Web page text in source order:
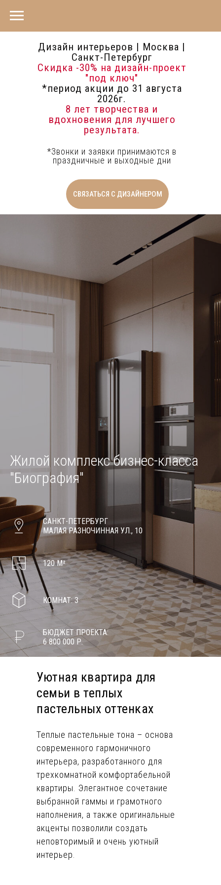
СВЯЗАТЬСЯ С ДИЗАЙНЕРОМ
*Звонки и заявки принимаются в
праздничные и выходные дни
Дизайн интерьеров | Москва |
Санкт-Петербург
Скидка -30% на дизайн-проект
"под ключ"
*период акции до 31 августа
2026г.
8 лет творчества и
вдохновения для лучшего
результата.
Жилой комплекс бизнес-класса
"Биография"
САНКТ-ПЕТЕРБУРГ
МАЛАЯ РАЗНОЧИННАЯ УЛ., 10
120 М²
КОМНАТ: 3
БЮДЖЕТ ПРОЕКТА:
6 800 000 Р.
Уютная квартира для
семьи в теплых
пастельных оттенках
Теплые пастельные тона – основа
современного гармоничного
интерьера, разработанного для
трехкомнатной комфортабельной
квартиры. Элегантное сочетание
выбранной гаммы и грамотного
наполнения, а также оригинальные
акценты позволили создать
неповторимый и очень уютный
интерьер.